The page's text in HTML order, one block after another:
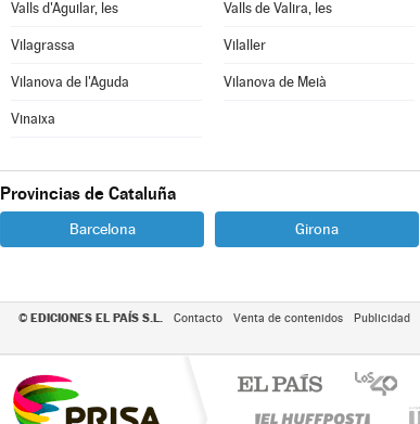
Valls d'Aguilar, les Valls de Valira, les
Vilagrassa Vilaller
Vilanova de l'Aguda Vilanova de Meià
Vinaixa
Provincias de Cataluña
Barcelona Girona
© EDICIONES EL PAÍS S.L. Contacto Venta de contenidos Publicidad